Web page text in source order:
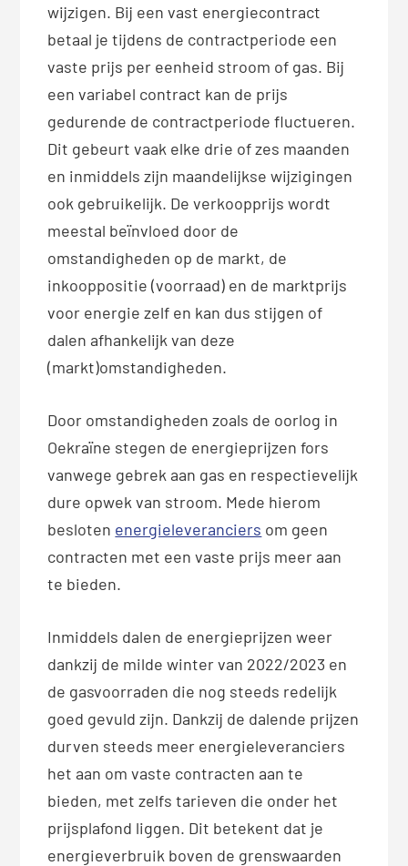
wijzigen. Bij een vast energiecontract
betaal je tijdens de contractperiode een
vaste prijs per eenheid stroom of gas. Bij
een variabel contract kan de prijs
gedurende de contractperiode fluctueren.
Dit gebeurt vaak elke drie of zes maanden
en inmiddels zijn maandelijkse wijzigingen
ook gebruikelijk. De verkoopprijs wordt
meestal beïnvloed door de
omstandigheden op de markt, de
inkooppositie (voorraad) en de marktprijs
voor energie zelf en kan dus stijgen of
dalen afhankelijk van deze
(markt)omstandigheden.
Door omstandigheden zoals de oorlog in
Oekraïne stegen de energieprijzen fors
vanwege gebrek aan gas en respectievelijk
dure opwek van stroom. Mede hierom
besloten energieleveranciers om geen
contracten met een vaste prijs meer aan
te bieden.
Inmiddels dalen de energieprijzen weer
dankzij de milde winter van 2022/2023 en
de gasvoorraden die nog steeds redelijk
goed gevuld zijn. Dankzij de dalende prijzen
durven steeds meer energieleveranciers
het aan om vaste contracten aan te
bieden, met zelfs tarieven die onder het
prijsplafond liggen. Dit betekent dat je
energieverbruik boven de grenswaarden